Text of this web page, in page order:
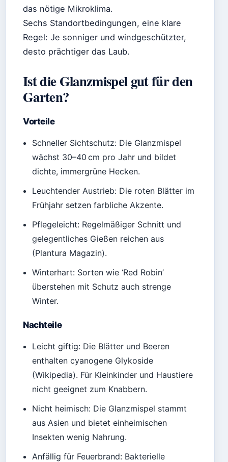
das nötige Mikroklima.
Sechs Standortbedingungen, eine klare
Regel: Je sonniger und windgeschützter,
desto prächtiger das Laub.
Ist die Glanzmispel gut für den
Garten?
Vorteile
Schneller Sichtschutz: Die Glanzmispel
wächst 30–40 cm pro Jahr und bildet
dichte, immergrüne Hecken.
Leuchtender Austrieb: Die roten Blätter im
Frühjahr setzen farbliche Akzente.
Pflegeleicht: Regelmäßiger Schnitt und
gelegentliches Gießen reichen aus
(Plantura Magazin).
Winterhart: Sorten wie ‘Red Robin’
überstehen mit Schutz auch strenge
Winter.
Nachteile
Leicht giftig: Die Blätter und Beeren
enthalten cyanogene Glykoside
(Wikipedia). Für Kleinkinder und Haustiere
nicht geeignet zum Knabbern.
Nicht heimisch: Die Glanzmispel stammt
aus Asien und bietet einheimischen
Insekten wenig Nahrung.
Anfällig für Feuerbrand: Bakterielle